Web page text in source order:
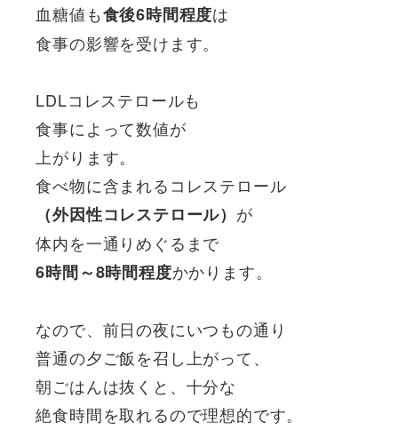
血糖値も食後6時間程度は
食事の影響を受けます。
LDLコレステロールも
食事によって数値が
上がります。
食べ物に含まれるコレステロール
（外因性コレステロール） が
体内を一通りめぐるまで
6時間～8時間程度かかります。
なので、前日の夜にいつもの通り
普通の夕ご飯を召し上がって、
朝ごはんは抜くと、十分な
絶食時間を取れるので理想的です。